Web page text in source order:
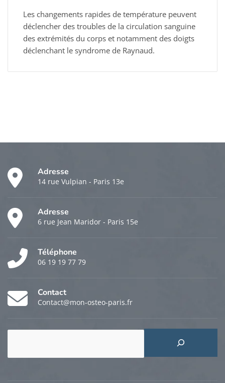
Les changements rapides de température peuvent
déclencher des troubles de la circulation sanguine
des extrémités du corps et notamment des doigts
déclenchant le syndrome de Raynaud.
Adresse
14 rue Vulpian - Paris 13e
Adresse
6 rue Jean Maridor - Paris 15e
Téléphone
06 19 19 77 79
Contact
Contact@mon-osteo-paris.fr